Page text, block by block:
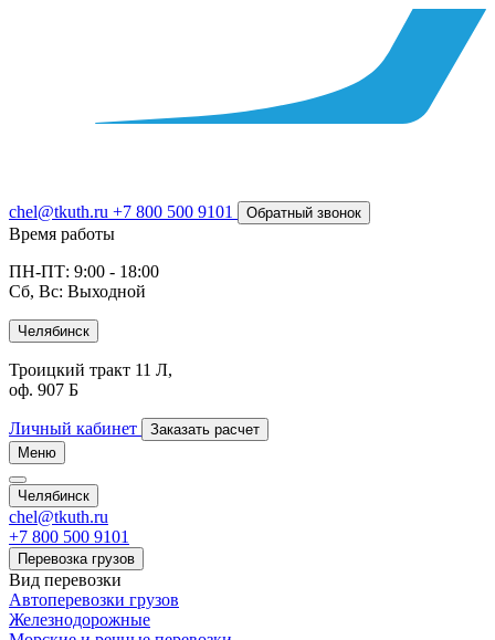
chel@tkuth.ru +7 800 500 9101 Обратный звонок
Время работы
ПН-ПТ: 9:00 - 18:00
Сб, Вс: Выходной
Челябинск
Троицкий тракт 11 Л,
оф. 907 Б
Личный кабинет
Заказать расчет
Меню
Челябинск
chel@tkuth.ru
+7 800 500 9101
Перевозка грузов
Вид перевозки
Автоперевозки грузов
Железнодорожные